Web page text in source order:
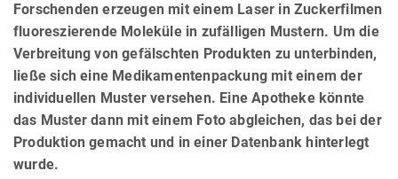
Forschenden erzeugen mit einem Laser in Zuckerfilmen
fluoreszierende Moleküle in zufälligen Mustern. Um die
Verbreitung von gefälschten Produkten zu unterbinden,
ließe sich eine Medikamentenpackung mit einem der
individuellen Muster versehen. Eine Apotheke könnte
das Muster dann mit einem Foto abgleichen, das bei der
Produktion gemacht und in einer Datenbank hinterlegt
wurde.